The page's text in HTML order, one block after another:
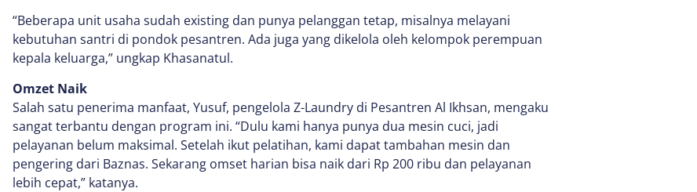
“Beberapa unit usaha sudah existing dan punya pelanggan tetap, misalnya melayani
kebutuhan santri di pondok pesantren. Ada juga yang dikelola oleh kelompok perempuan
kepala keluarga,” ungkap Khasanatul.
Omzet Naik
Salah satu penerima manfaat, Yusuf, pengelola Z-Laundry di Pesantren Al Ikhsan, mengaku
sangat terbantu dengan program ini. “Dulu kami hanya punya dua mesin cuci, jadi
pelayanan belum maksimal. Setelah ikut pelatihan, kami dapat tambahan mesin dan
pengering dari Baznas. Sekarang omset harian bisa naik dari Rp 200 ribu dan pelayanan
lebih cepat,” katanya.